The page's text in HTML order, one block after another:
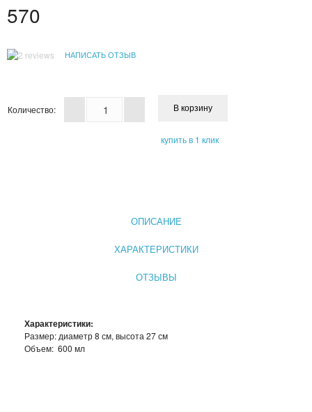
МАСКИ ОТ ЧЕРНЫХ ТОЧЕК
ЗЕРКАЛО С LED ПОДСВЕТКОЙ
УХОД ЗА РУКАМИ И НОГАМИ
УХОД ЗА ТЕЛОМ
570
НАПИСАТЬ ОТЗЫВ
Количество:
купить в 1 клик
ОПИСАНИЕ
ХАРАКТЕРИСТИКИ
ОТЗЫВЫ
Характеристики:
Размер: диаметр 8 см, высота 27 см
Объем: 600 мл